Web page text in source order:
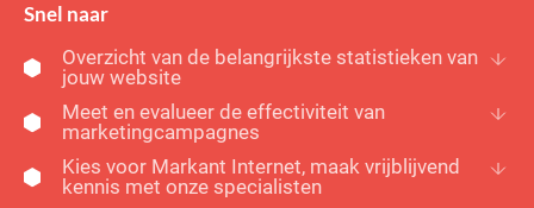
Snel naar
Overzicht van de belangrijkste statistieken van
jouw website
Meet en evalueer de effectiviteit van
marketingcampagnes
Kies voor Markant Internet, maak vrijblijvend
kennis met onze specialisten